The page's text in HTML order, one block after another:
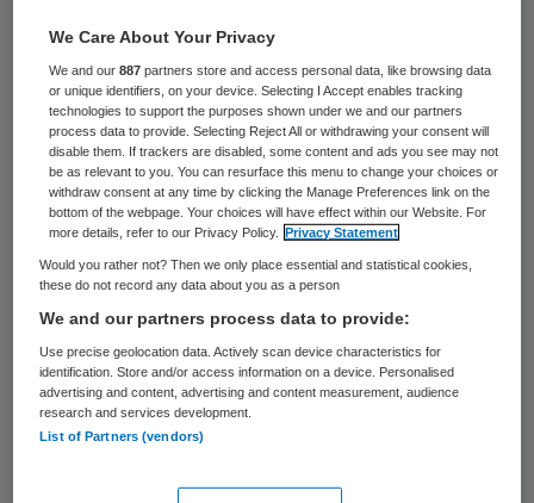
Amerpoort is het norovirus uitgebroken. Er
zijn op dit moment zieke cliënten en
medewerkers op de locaties Nieuwenoord
in Baarn, Kwatrijn in Soest en Christophorus
in Bosch en Duin, zo meldt de
zorgorganisatie.
Amerpoortheeft maatregelen genomen om
de kans op verdere besmetting zo klein
mogelijk te maken. Zo zijn evenementen,
groepsactiviteiten of bijeenkomsten tot
woensdag afgezegd. Ook worden groepen
mogelijk geïsoleerd, zodat zij niet in contact
We Care About Your Privacy
We and our887 partners store and access personal data, like browsing data
or unique identifiers, on your device. Selecting I Accept enables tracking
technologies to support the purposes shown under we and our partners
process data to provide. Selecting Reject All or withdrawing your consent will
disable them. If trackers are disabled, some content and ads you see may not
be as relevant to you. You can resurface this menu to change your choices or
withdraw consent at any time by clicking the Manage Preferences link on the
bottom of the webpage. Your choices will have effect within our Website. For
more details, refer to our Privacy Policy.
Privacy Statement
Would you rather not? Then we only place essential and statistical cookies,
these do not record any data about you as a person
We and our partners process data to provide:
Use precise geolocation data. Actively scan device characteristics for
identification. Store and/or access information on a device. Personalised
advertising and content, advertising and content measurement, audience
research and services development.
List of Partners (vendors)